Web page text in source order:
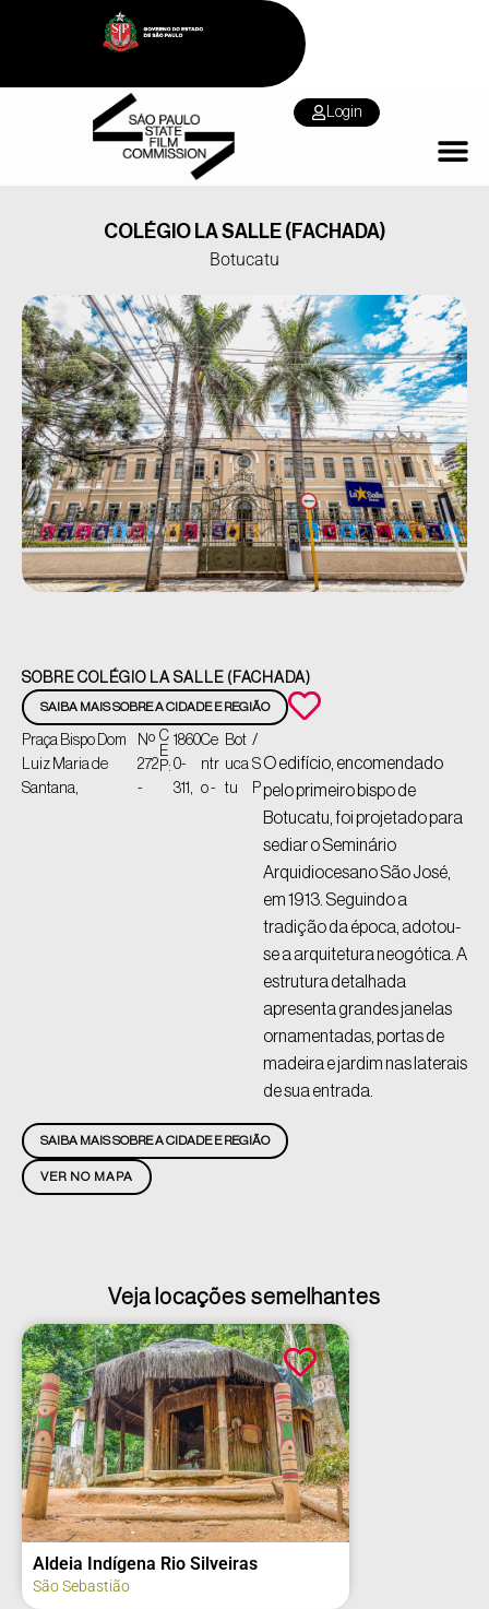
Login
COLÉGIO LA SALLE (FACHADA)
Botucatu
SOBRE COLÉGIO LA SALLE (FACHADA)
SAIBA MAIS SOBRE A CIDADE E REGIÃO
Praça Bispo Dom
Luiz Maria de
Santana,
Nº
272
-
C
E
P:
1860
0-
311,
Ce
ntr
o -
Bot
uca
tu
/
S
P
O edifício, encomendado
pelo primeiro bispo de
Botucatu, foi projetado para
sediar o Seminário
Arquidiocesano São José,
em 1913. Seguindo a
tradição da época, adotou-
se a arquitetura neogótica. A
estrutura detalhada
apresenta grandes janelas
ornamentadas, portas de
madeira e jardim nas laterais
de sua entrada.
VER NO MAPA
SAIBA MAIS SOBRE A CIDADE E REGIÃO
Veja locações semelhantes
Aldeia Indígena Rio Silveiras
São Sebastião